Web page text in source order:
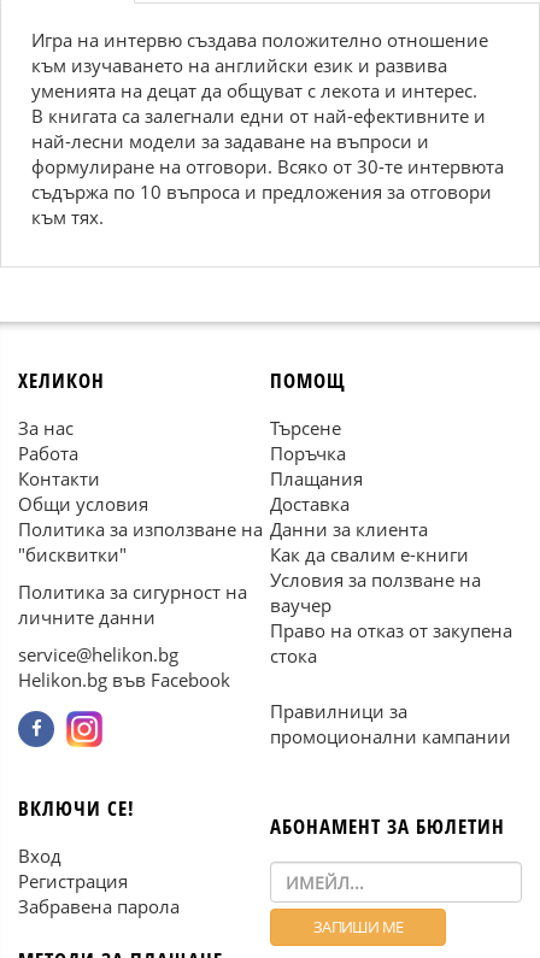
Игра на интервю създава положително отношение
към изучаването на английски език и развива
уменията на децат да общуват с лекота и интерес.
В книгата са залегнали едни от най-ефективните и
най-лесни модели за задаване на въпроси и
формулиране на отговори. Всяко от 30-те интервюта
съдържа по 10 въпроса и предложения за отговори
към тях.
ХЕЛИКОН
За нас
Работа
Контакти
Общи условия
Политика за използване на
"бисквитки"
Политика за сигурност на
личните данни
service@helikon.bg
Helikon.bg във Facebook
ПОМОЩ
Търсене
Поръчка
Плащания
Доставка
Данни за клиента
Как да свалим е-книги
Условия за ползване на
ваучер
Право на отказ от закупена
стока
Правилници за
промоционални кампании
ВКЛЮЧИ СЕ!
Вход
Регистрация
Забравена парола
АБОНАМЕНТ ЗА БЮЛЕТИН